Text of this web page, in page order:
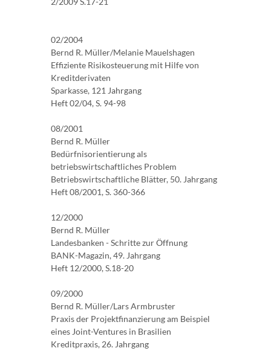
02/2004
Bernd R. Müller/Melanie Mauelshagen
Effiziente Risikosteuerung mit Hilfe von
Kreditderivaten
Sparkasse, 121 Jahrgang
Heft 02/04, S. 94-98
08/2001
Bernd R. Müller
Bedürfnisorientierung als
betriebswirtschaftliches Problem
Betriebswirtschaftliche Blätter, 50. Jahrgang
Heft 08/2001, S. 360-366
12/2000
Bernd R. Müller
Landesbanken - Schritte zur Öffnung
BANK-Magazin, 49. Jahrgang
Heft 12/2000, S.18-20
09/2000
Bernd R. Müller/Lars Armbruster
Praxis der Projektfinanzierung am Beispiel
eines Joint-Ventures in Brasilien
Kreditpraxis, 26. Jahrgang